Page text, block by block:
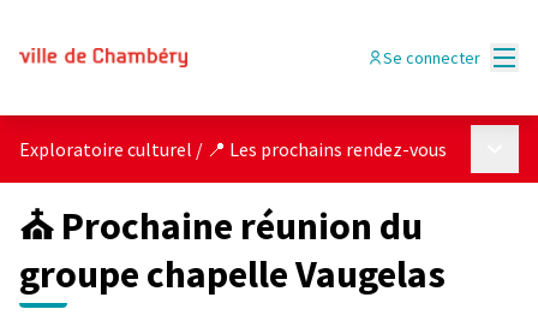
Se connecter
Exploratoire culturel / 📍 Les prochains rendez-vous
⛪ Prochaine réunion du
groupe chapelle Vaugelas